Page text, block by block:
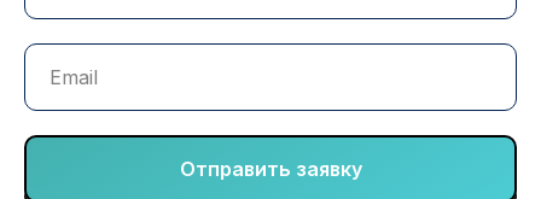
Отправить заявку